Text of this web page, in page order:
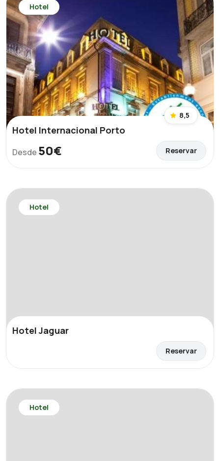
Hotel
8,5
Hotel Internacional Porto
Desde 50€ Reservar
Hotel
Hotel Jaguar
Reservar
Hotel